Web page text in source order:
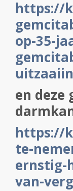
https://
op-35-
en deze
https://
te-
ernstig-
van-